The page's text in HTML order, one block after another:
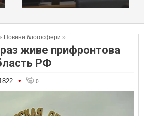
Новини блогосфери »
живе прифронтова
РФ
1822 • 0